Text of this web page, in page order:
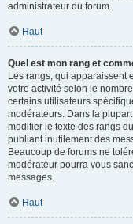
administrateur du forum.
Haut
Quel est mon rang et
Les rangs, qui apparaissent
votre activité selon le
certains utilisateurs
modérateurs. Dans la
modifier le texte des rangs
publiant inutilement des
Beaucoup de forums ne
modérateur pourra vous
messages.
Haut